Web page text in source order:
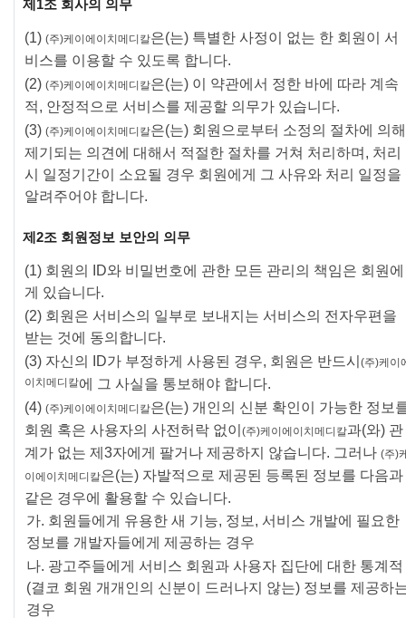
제1조 회사의 의무
(1) (주)케이에이치메디칼은(는) 특별한 사정이 없는 한 회원이 서
비스를 이용할 수 있도록 합니다.
(2) (주)케이에이치메디칼은(는) 이 약관에서 정한 바에 따라 계속
적, 안정적으로 서비스를 제공할 의무가 있습니다.
(3) (주)케이에이치메디칼은(는) 회원으로부터 소정의 절차에 의해
제기되는 의견에 대해서 적절한 절차를 거쳐 처리하며, 처리
시 일정기간이 소요될 경우 회원에게 그 사유와 처리 일정을
알려주어야 합니다.
제2조 회원정보 보안의 의무
(1) 회원의 ID와 비밀번호에 관한 모든 관리의 책임은 회원에
게 있습니다.
(2) 회원은 서비스의 일부로 보내지는 서비스의 전자우편을
받는 것에 동의합니다.
(3) 자신의 ID가 부정하게 사용된 경우, 회원은 반드시 (주)케이
이치메디칼에 그 사실을 통보해야 합니다.
(4) (주)케이에이치메디칼은(는) 개인의 신분 확인이 가능한 정보
회원 혹은 사용자의 사전허락 없이 (주)케이에이치메디칼과(와) 관
계가 없는 제3자에게 팔거나 제공하지 않습니다. 그러나 (주)
이에이치메디칼은(는) 자발적으로 제공된 등록된 정보를 다음과
같은 경우에 활용할 수 있습니다.
가. 회원들에게 유용한 새 기능, 정보, 서비스 개발에 필요한
정보를 개발자들에게 제공하는 경우
나. 광고주들에게 서비스 회원과 사용자 집단에 대한 통계적
(결코 회원 개개인의 신분이 드러나지 않는) 정보를 제공하
경우